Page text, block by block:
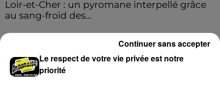
Loir-et-Cher : un pyromane interpellé grâce
au sang-froid des...
secteur de Fontaine-les-Côteaux, Montoire et Lunay.
Grâce...
A LA UNE
Le respect de votre vie privée est notre
priorité
Continuer sans accepter